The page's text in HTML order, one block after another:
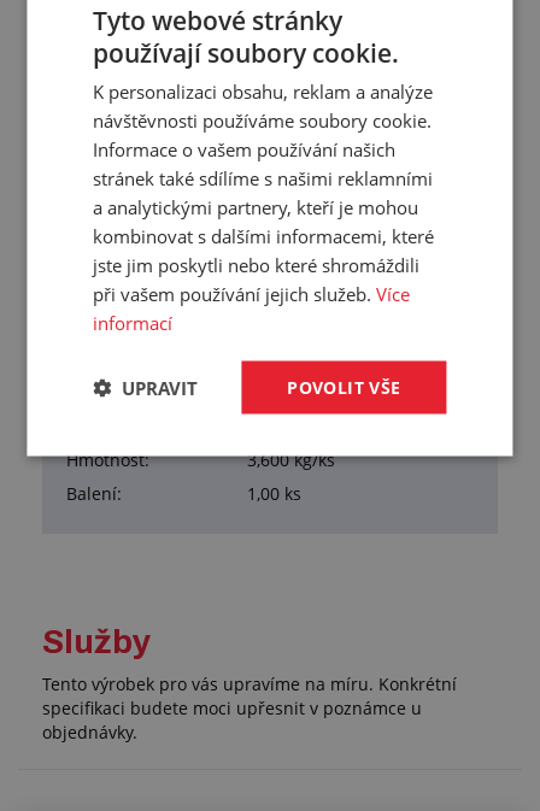
Přehled vlastností
Tloušťka:
12 mm
Šířka:
1000 mm
Délka:
2000 mm
Samolepka:
Ne
Samozhášivost:
Hustota:
150 kg/m³
Tvrdost:
50 °Sh00
Nasákavost vody:
mikroporézní CR
Pracovní teplota:
-40/+120 °C
Hmotnost:
3,600 kg/ks
Balení:
1,00 ks
Služby
Tento výrobek pro vás upravíme na míru. Konkrétní
specifikaci budete moci upřesnit v poznámce u
objednávky.
Tyto webové stránky
používají soubory cookie.
K personalizaci obsahu, reklam a analýze
návštěvnosti používáme soubory cookie.
Informace o vašem používání našich
stránek také sdílíme s našimi reklamními
a analytickými partnery, kteří je mohou
kombinovat s dalšími informacemi, které
jste jim poskytli nebo které shromáždili
při vašem používání jejich služeb.Více
informací
POVOLIT VŠE
UPRAVIT